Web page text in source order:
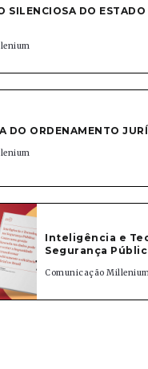
SILENCIOSA DO
DO ORDENAMENTO
Inteligência e
Segurança
Comunicação Millenium